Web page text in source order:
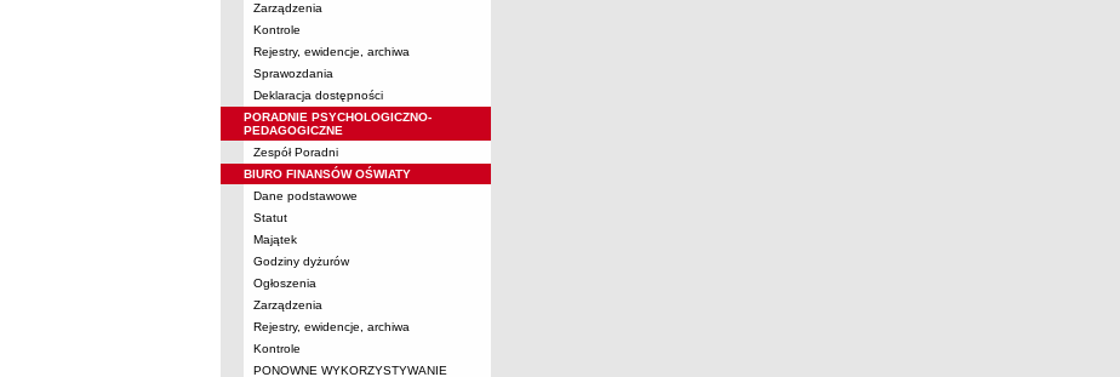
Zarządzenia
Kontrole
Rejestry, ewidencje, archiwa
Sprawozdania
Deklaracja dostępności
PORADNIE PSYCHOLOGICZNO-
PEDAGOGICZNE
Zespół Poradni
BIURO FINANSÓW OŚWIATY
Dane podstawowe
Statut
Majątek
Godziny dyżurów
Ogłoszenia
Zarządzenia
Rejestry, ewidencje, archiwa
Kontrole
PONOWNE WYKORZYSTYWANIE